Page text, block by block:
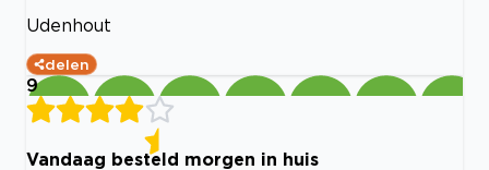
Udenhout
delen
9
Vandaag besteld morgen in huis